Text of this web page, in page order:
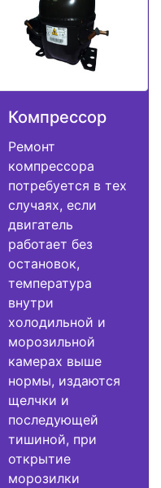
Компрессор
Ремонт
компрессора
потребуется в тех
случаях, если
двигатель
работает без
остановок,
температура
внутри
холодильной и
морозильной
камерах выше
нормы, издаются
щелчки и
последующей
тишиной, при
открытие
морозилки